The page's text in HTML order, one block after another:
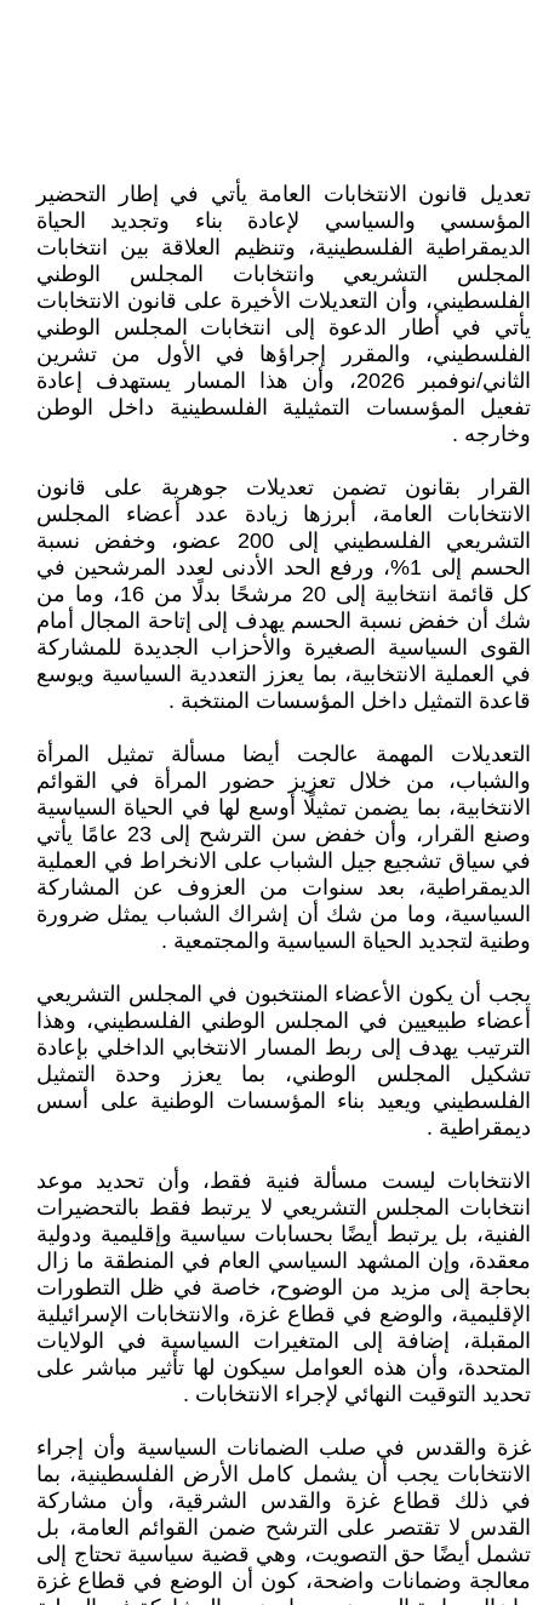
تعديل قانون الانتخابات العامة يأتي في إطار التحضير
المؤسسي والسياسي لإعادة بناء وتجديد الحياة
الديمقراطية الفلسطينية، وتنظيم العلاقة بين انتخابات
المجلس التشريعي وانتخابات المجلس الوطني
الفلسطيني، وأن التعديلات الأخيرة على قانون الانتخابات
يأتي في أطار الدعوة إلى انتخابات المجلس الوطني
الفلسطيني، والمقرر إجراؤها في الأول من تشرين
الثاني/نوفمبر 2026، وأن هذا المسار يستهدف إعادة
تفعيل المؤسسات التمثيلية الفلسطينية داخل الوطن
وخارجه .
القرار بقانون تضمن تعديلات جوهرية على قانون
الانتخابات العامة، أبرزها زيادة عدد أعضاء المجلس
التشريعي الفلسطيني إلى 200 عضو، وخفض نسبة
الحسم إلى 1%، ورفع الحد الأدنى لعدد المرشحين في
كل قائمة انتخابية إلى 20 مرشحًا بدلًا من 16، وما من
شك أن خفض نسبة الحسم يهدف إلى إتاحة المجال أمام
القوى السياسية الصغيرة والأحزاب الجديدة للمشاركة
في العملية الانتخابية، بما يعزز التعددية السياسية ويوسع
قاعدة التمثيل داخل المؤسسات المنتخبة .
التعديلات المهمة عالجت أيضا مسألة تمثيل المرأة
والشباب، من خلال تعزيز حضور المرأة في القوائم
الانتخابية، بما يضمن تمثيلًا أوسع لها في الحياة السياسية
وصنع القرار، وأن خفض سن الترشح إلى 23 عامًا يأتي
في سياق تشجيع جيل الشباب على الانخراط في العملية
الديمقراطية، بعد سنوات من العزوف عن المشاركة
السياسية، وما من شك أن إشراك الشباب يمثل ضرورة
وطنية لتجديد الحياة السياسية والمجتمعية .
يجب أن يكون الأعضاء المنتخبون في المجلس التشريعي
أعضاء طبيعيين في المجلس الوطني الفلسطيني، وهذا
الترتيب يهدف إلى ربط المسار الانتخابي الداخلي بإعادة
تشكيل المجلس الوطني، بما يعزز وحدة التمثيل
الفلسطيني ويعيد بناء المؤسسات الوطنية على أسس
ديمقراطية .
الانتخابات ليست مسألة فنية فقط، وأن تحديد موعد
انتخابات المجلس التشريعي لا يرتبط فقط بالتحضيرات
الفنية، بل يرتبط أيضًا بحسابات سياسية وإقليمية ودولية
معقدة، وإن المشهد السياسي العام في المنطقة ما زال
بحاجة إلى مزيد من الوضوح، خاصة في ظل التطورات
الإقليمية، والوضع في قطاع غزة، والانتخابات الإسرائيلية
المقبلة، إضافة إلى المتغيرات السياسية في الولايات
المتحدة، وأن هذه العوامل سيكون لها تأثير مباشر على
تحديد التوقيت النهائي لإجراء الانتخابات .
غزة والقدس في صلب الضمانات السياسية وأن إجراء
الانتخابات يجب أن يشمل كامل الأرض الفلسطينية، بما
في ذلك قطاع غزة والقدس الشرقية، وأن مشاركة
القدس لا تقتصر على الترشح ضمن القوائم العامة، بل
تشمل أيضًا حق التصويت، وهي قضية سياسية تحتاج إلى
معالجة وضمانات واضحة، كون أن الوضع في قطاع غزة